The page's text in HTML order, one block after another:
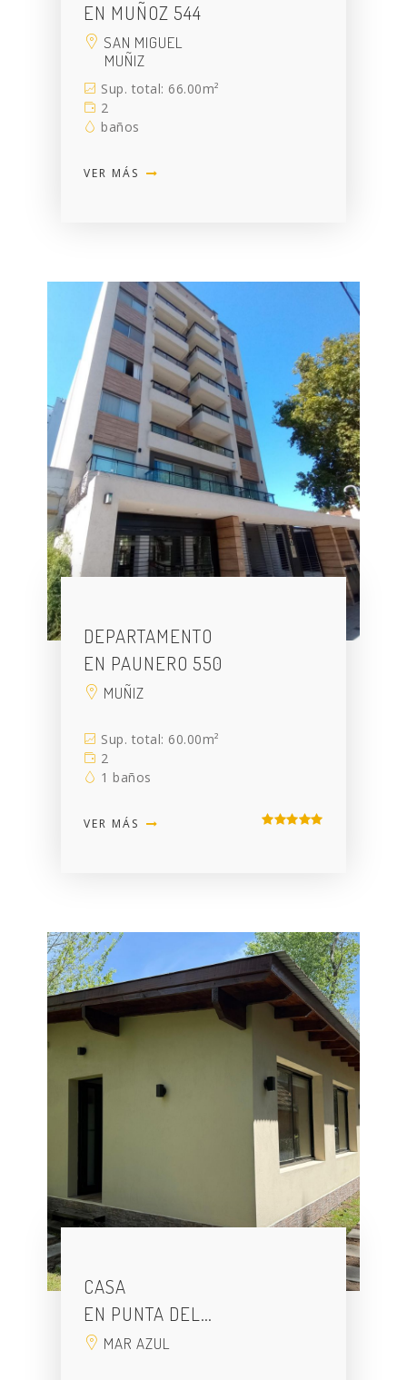
EN MUÑOZ 544
SAN MIGUEL
MUÑIZ
Sup. total: 66.00m²
2
baños
VER MÁS
DEPARTAMENTO
EN PAUNERO 550
MUÑIZ
Sup. total: 60.00m²
2
1 baños
VER MÁS
CASA
EN PUNTA DEL…
MAR AZUL